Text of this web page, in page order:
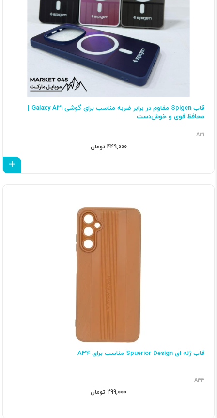
قاب Spigen مقاوم در برابر ضربه مناسب برای گوشی Galaxy A31 |
محافظ قوی و خوش‌دست
A31
449,000 تومان
قاب ژله ای Spuerior Design مناسب برای A34
A34
299,000 تومان